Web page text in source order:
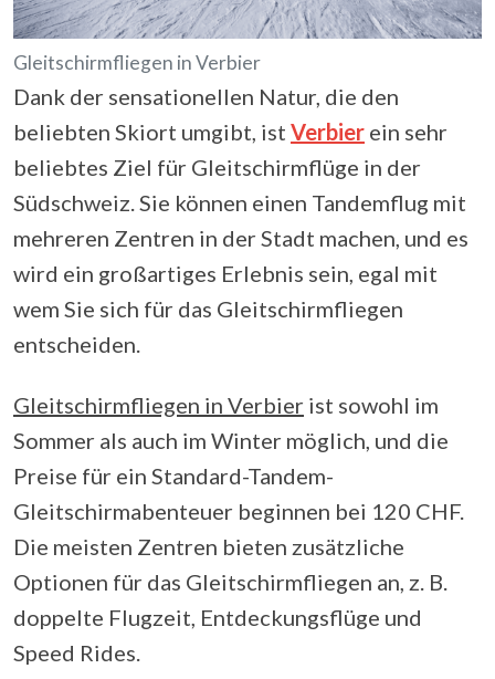
Gleitschirmfliegen in Verbier
Dank der sensationellen Natur, die den
beliebten Skiort umgibt, ist Verbier ein sehr
beliebtes Ziel für Gleitschirmflüge in der
Südschweiz. Sie können einen Tandemflug mit
mehreren Zentren in der Stadt machen, und es
wird ein großartiges Erlebnis sein, egal mit
wem Sie sich für das Gleitschirmfliegen
entscheiden.
Gleitschirmfliegen in Verbier ist sowohl im
Sommer als auch im Winter möglich, und die
Preise für ein Standard-Tandem-
Gleitschirmabenteuer beginnen bei 120 CHF.
Die meisten Zentren bieten zusätzliche
Optionen für das Gleitschirmfliegen an, z. B.
doppelte Flugzeit, Entdeckungsflüge und
Speed Rides.